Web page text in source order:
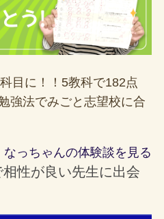
目に！！5教科で182点
強法でみごと志望校に合
なっちゃんの体験談を見る
性が良い先生に出会